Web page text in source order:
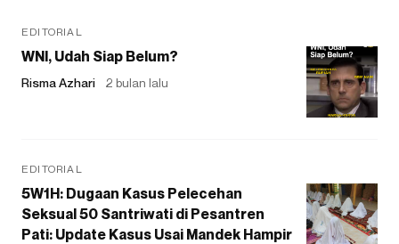
EDITORIAL
WNI, Udah Siap Belum?
Risma Azhari 2 bulan lalu
EDITORIAL
5W1H: Dugaan Kasus Pelecehan
Seksual 50 Santriwati di Pesantren
Pati: Update Kasus Usai Mandek Hampir